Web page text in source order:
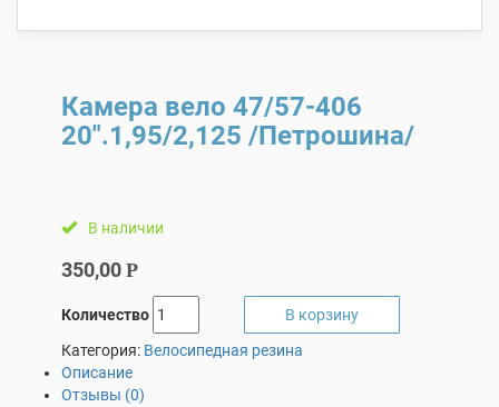
Камера вело 47/57-406
20″.1,95/2,125 /Петрошина/
В наличии
350,00 Р
Количество
В корзину
Категория: Велосипедная резина
Описание
Отзывы (0)